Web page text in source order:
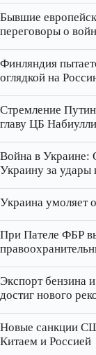
Бывшие
переговоры о
Финляндия
оглядкой на
Стремление
главу ЦБ
Война в Украине:
Украину за
Украина умоляет
При Пателе ФБР
Экспорт бензина
достиг нового
Новые санкции
Китаем и Россией